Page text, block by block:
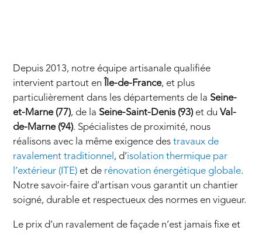
Depuis 2013, notre équipe artisanale qualifiée
intervient partout en
Île-de-France, et plus
particulièrement dans les départements de la Seine-
et-Marne (77), de la Seine-Saint-Denis (93) et duVal-
de-Marne (94). Spécialistes de proximité, nous
réalisons avec la même exigence destravaux de
ravalement traditionnel , d’isolation thermique par
l’extérieur (ITE) et de rénovation énergétique globale.
Notre savoir-faire d’artisan vous garantit un chantier
soigné, durable et respectueux des normes en vigueur.
Le prix d’un ravalement de façade n’est jamais fixe et